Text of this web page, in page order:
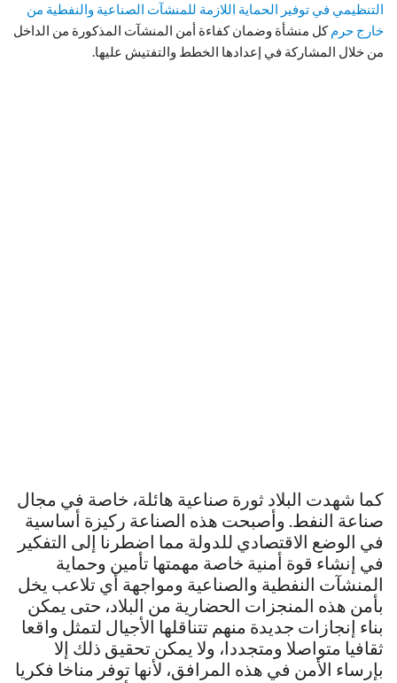
التنظيمي في توفير الحماية اللازمة للمنشآت الصناعية والنفطية من
خارج حرمكل منشأة وضمان كفاءة أمن المنشآت المذكورة من الداخل
من خلال المشاركة في إعدادها الخطط والتفتيش عليها.
كما شهدت البلاد ثورة صناعية هائلة، خاصة في مجال
صناعة النفط. وأصبحت هذه الصناعة ركيزة أساسية
في الوضع الاقتصادي للدولة مما اضطرنا إلى التفكير
في إنشاء قوة أمنية خاصة مهمتها تأمين وحماية
المنشآت النفطية والصناعية ومواجهة أي تلاعب يخل
بأمن هذه المنجزات الحضارية من البلاد، حتى يمكن
بناء إنجازات جديدة منهم تتناقلها الأجيال لتمثل واقعا
ثقافيا متواصلا ومتجددا، ولا يمكن تحقيق ذلك إلا
بإرساء الأمن في هذه المرافق، لأنها توفر مناخا فكريا